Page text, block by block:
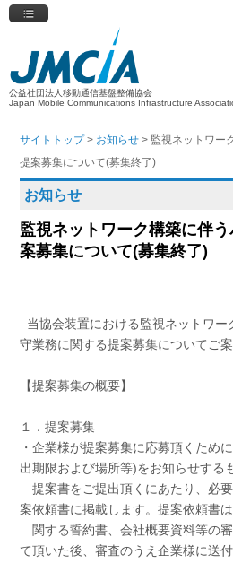
公益社団法人移動通信基盤整備協会
Japan Mobile Communications Infrastructure
サイトトップ> お知らせ > 監視ネットワー
提案募集について(募集終了)
お知らせ
監視ネットワーク構築に伴
案募集について(募集終了)
当協会装置における監視ネットワ
守業務に関する提案募集についてご案
【提案募集の概要】
１．提案募集
・企業様が提案募集に応募頂くため
出期限および場所等)をお知らせする
提案書をご提出頂くにあたり、必
案依頼書に掲載します。提案依頼書
関する誓約書、会社概要資料等の
て頂いた後、審査のうえ企業様に送付